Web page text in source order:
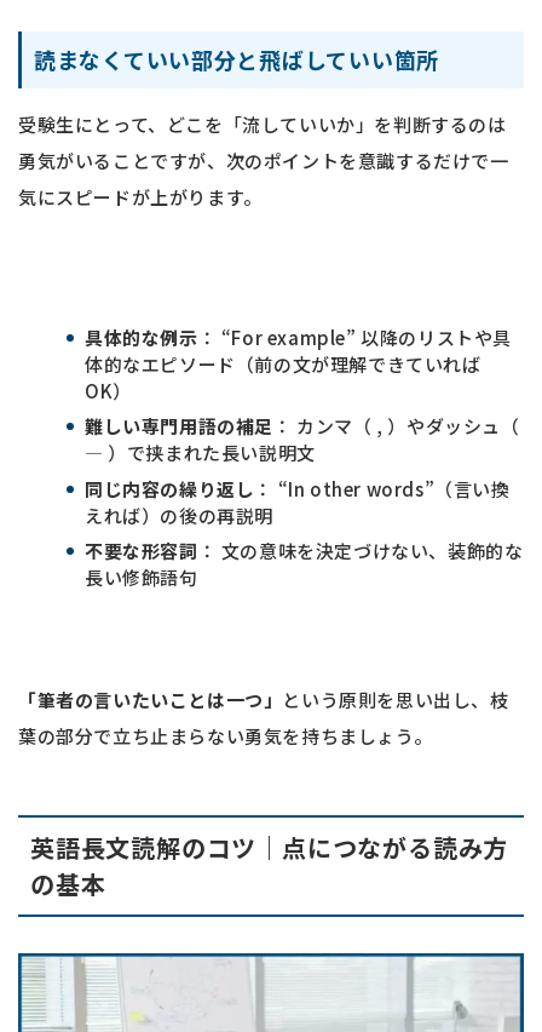
読まなくていい部分と飛ばしていい箇所
受験生にとって、どこを「流していいか」を判断するのは
勇気がいることですが、次のポイントを意識するだけで一
気にスピードが上がります。
具体的な例示 ： “For example” 以降のリストや具
体的なエピソード（前の文が理解できていれば
OK）
難しい専門用語の補足 ： カンマ（ , ）やダッシュ（
— ）で挟まれた長い説明文
同じ内容の繰り返し ： “In other words”（言い換
えれば）の後の再説明
不要な形容詞 ： 文の意味を決定づけない、装飾的な
長い修飾語句
「筆者の言いたいことは一つ」 という原則を思い出し、枝
葉の部分で立ち止まらない勇気を持ちましょう。
英語長文読解のコツ｜点につながる読み方
の基本